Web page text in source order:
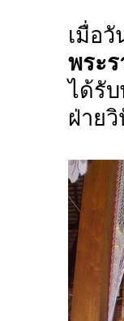
เมื่อ
พระ
ได้รั
ฝ่าย